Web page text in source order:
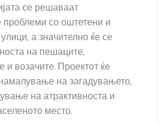
се решаваат
со оштетени и
а значително ќе се
на пешаците,
и возачите. Проектот ќе
на загадувањето,
на атрактивноста и
место.